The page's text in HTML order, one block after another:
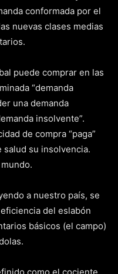
conformada por el
nuevas clases medias
puede comprar en las
“demanda
una demanda
insolvente”.
de compra “paga”
su insolvencia.
a nuestro país, se
del eslabón
básicos (el campo)